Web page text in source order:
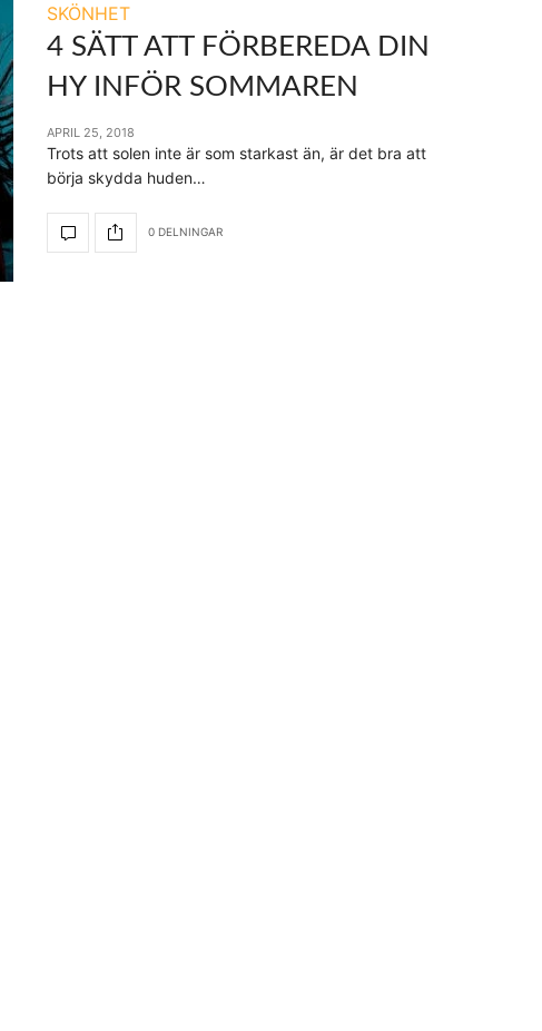
SKÖNHET
4 SÄTT ATT FÖRBEREDA DIN
HY INFÖR SOMMAREN
APRIL 25, 2018
Trots att solen inte är som starkast än, är det bra att
börja skydda huden…
0 DELNINGAR